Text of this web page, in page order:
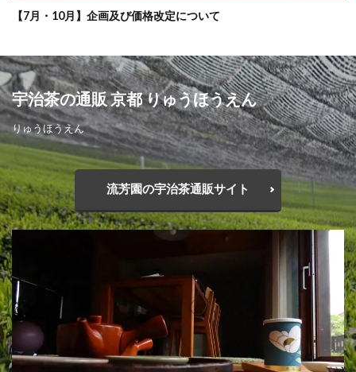
【7月・10月】企画及び価格改定について
宇治茶の通販 京都 りゅうほうえん
りゅうほうえん
流芳園の宇治茶通販サイト